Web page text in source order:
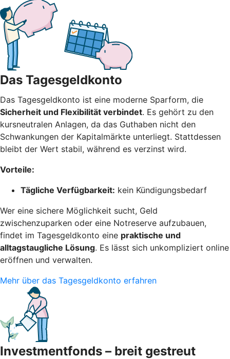
Das Tagesgeldkonto
Das Tagesgeldkonto ist eine moderne Sparform, die
Sicherheit und Flexibilität verbindet. Es gehört zu den
kursneutralen Anlagen, da das Guthaben nicht den
Schwankungen der Kapitalmärkte unterliegt. Stattdessen
bleibt der Wert stabil, während es verzinst wird.
Vorteile:
Tägliche Verfügbarkeit: kein Kündigungsbedarf
Wer eine sichere Möglichkeit sucht, Geld
zwischenzuparken oder eine Notreserve aufzubauen,
findet im Tagesgeldkonto eine praktische und
alltagstaugliche Lösung. Es lässt sich unkompliziert online
eröffnen und verwalten.
Mehr über das Tagesgeldkonto erfahren
Investmentfonds – breit gestreut